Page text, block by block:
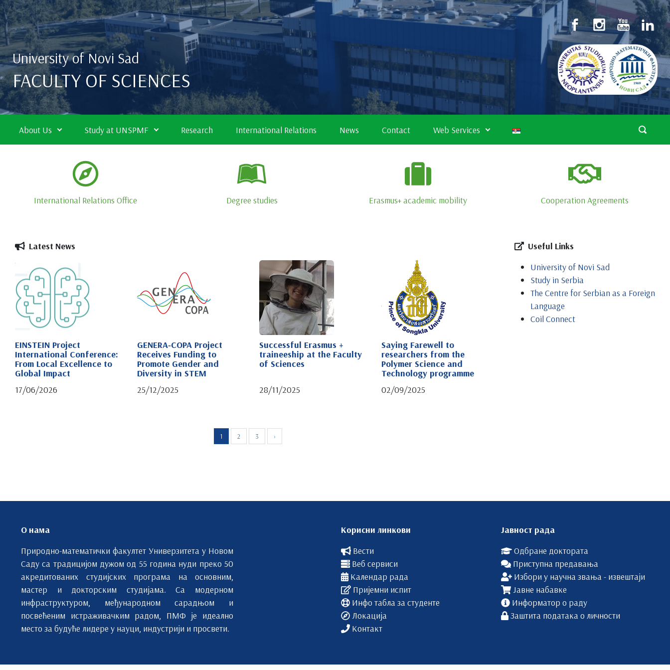
Skip to main content
University of Novi Sad
FACULTY OF SCIENCES
About Us Study at UNSPMF Research International Relations News Contact Web Services
International Relations Office Degree studies Erasmus+ academic mobility Cooperation Agreements
Latest News
EINSTEIN Project
International Conference:
From Local Excellence to
Global Impact
17/06/2026
GENERA‑COPA Project
Receives Funding to
Promote Gender and
Diversity in STEM
25/12/2025
Successful Erasmus +
traineeship at the Faculty
of Sciences
28/11/2025
Saying Farewell to
researchers from the
Polymer Science and
Technology programme
02/09/2025
1 2 3 ›
Useful Links
University of Novi Sad
Study in Serbia
The Centre for Serbian as a Foreign
Language
Coil Connect
О нама
Природно-математички факултет Универзитета у Новом
Саду са традицијом дужом од 55 година нуди преко 50
акредитованих студијских програма на основним,
мастер и докторским студијама. Са модерном
инфраструктуром, међународном сарадњом и
посвећеним истраживачким радом, ПМФ је идеално
место за будуће лидере у науци, индустрији и просвети.
Корисни линкови
Вести
Веб сервиси
Календар рада
Пријемни испит
Инфо табла за студенте
Локација
Контакт
Јавност рада
Одбране доктората
Приступна предавања
Избори у научна звања - извештаји
Јавне набавке
Информатор о раду
Заштита података о личности